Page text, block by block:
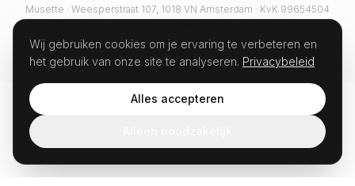
Musette · Weesperstraat 107, 1018 VN Amsterdam · KvK 99654504
© 2026 Musette.cc. All rights reserved. Not developed or sponsored
by Strava.
Wij gebruiken cookies om je ervaring te verbeteren en
het gebruik van onze site te analyseren. Privacybeleid
Alles accepteren